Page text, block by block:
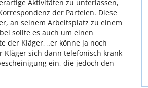
Aktivitäten zu unterlassen,
der Parteien. Diese
an seinem Arbeitsplatz zu einem
sollte es auch um einen
der Kläger, „er könne ja noch
Kläger sich dann telefonisch krank
ein, die jedoch den